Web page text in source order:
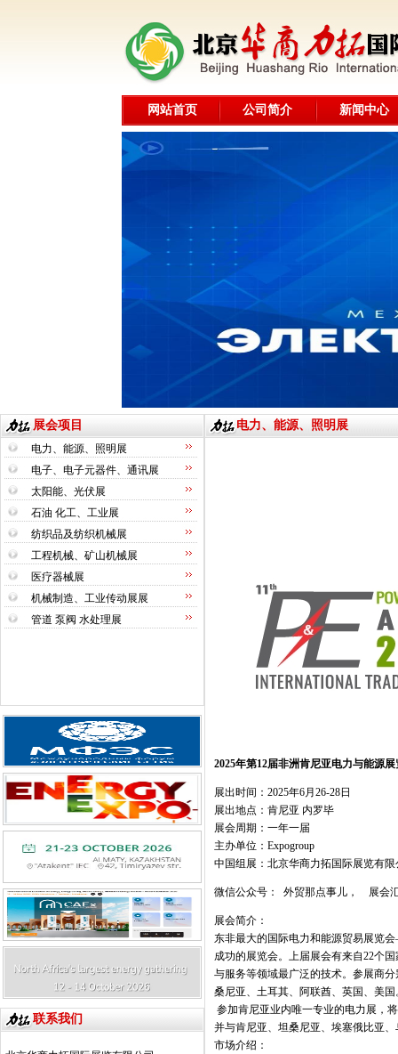
网站首页 公司简介 新闻中心
展会项目
电力、能源、照明展
电子、电子元器件、通讯展
太阳能、光伏展
石油 化工、工业展
纺织品及纺织机械展
工程机械、矿山机械展
医疗器械展
机械制造、工业传动展展
管道 泵阀 水处理展
联系我们
电力、能源、照明展
2025年第12届非洲肯尼亚电力与能源展
展出时间： 2025年6月 26-28日
展出地点：肯尼亚 内罗毕
展会周期：一年一届
主办单位： Expogroup
中国组展：北京华商力拓国际展览有限
微信公众号： 外贸那点事儿， 展会
展会简介：
东非最大的国际电力和能源贸易展览
成功的展览会。上届展会有来自22个国
与服务等领域最广泛的技术。参展商
桑尼亚、土耳其、阿联酋、英国、美国
参加肯尼亚业内唯一专业的电力展，
并与肯尼亚、坦桑尼亚、埃塞俄比亚
市场介绍：